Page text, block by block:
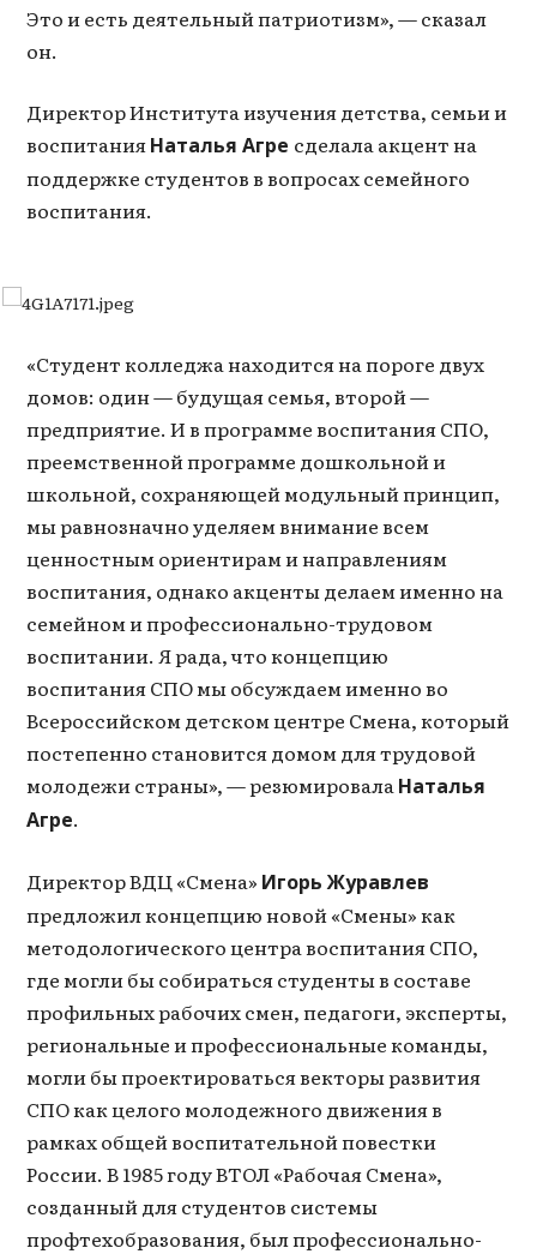
Это и есть деятельный патриотизм», — сказал
он.
Директор Института изучения детства, семьи и
воспитанияНаталья Агре сделала акцент на
поддержке студентов в вопросах семейного
воспитания.
«Студент колледжа находится на пороге двух
домов: один — будущая семья, второй —
предприятие. И в программе воспитания СПО,
преемственной программе дошкольной и
школьной, сохраняющей модульный принцип,
мы равнозначно уделяем внимание всем
ценностным ориентирам и направлениям
воспитания, однако акценты делаем именно на
семейном и профессионально-трудовом
воспитании. Я рада, что концепцию
воспитания СПО мы обсуждаем именно во
Всероссийском детском центре Смена, который
постепенно становится домом для трудовой
молодежи страны», — резюмировала Наталья
Агре.
Директор ВДЦ «Смена» Игорь Журавлев
предложил концепцию новой «Смены» как
методологического центра воспитания СПО,
где могли бы собираться студенты в составе
профильных рабочих смен, педагоги, эксперты,
региональные и профессиональные команды,
могли бы проектироваться векторы развития
СПО как целого молодежного движения в
рамках общей воспитательной повестки
России. В 1985 году ВТОЛ «Рабочая Смена»,
созданный для студентов системы
профтехобразования, был профессионально-